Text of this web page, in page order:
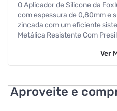
O Aplicador de Silicone da
com espessura de 0,80mm e
zincada com um eficiente
Metálica Resistente Com
Ver
Aproveite e